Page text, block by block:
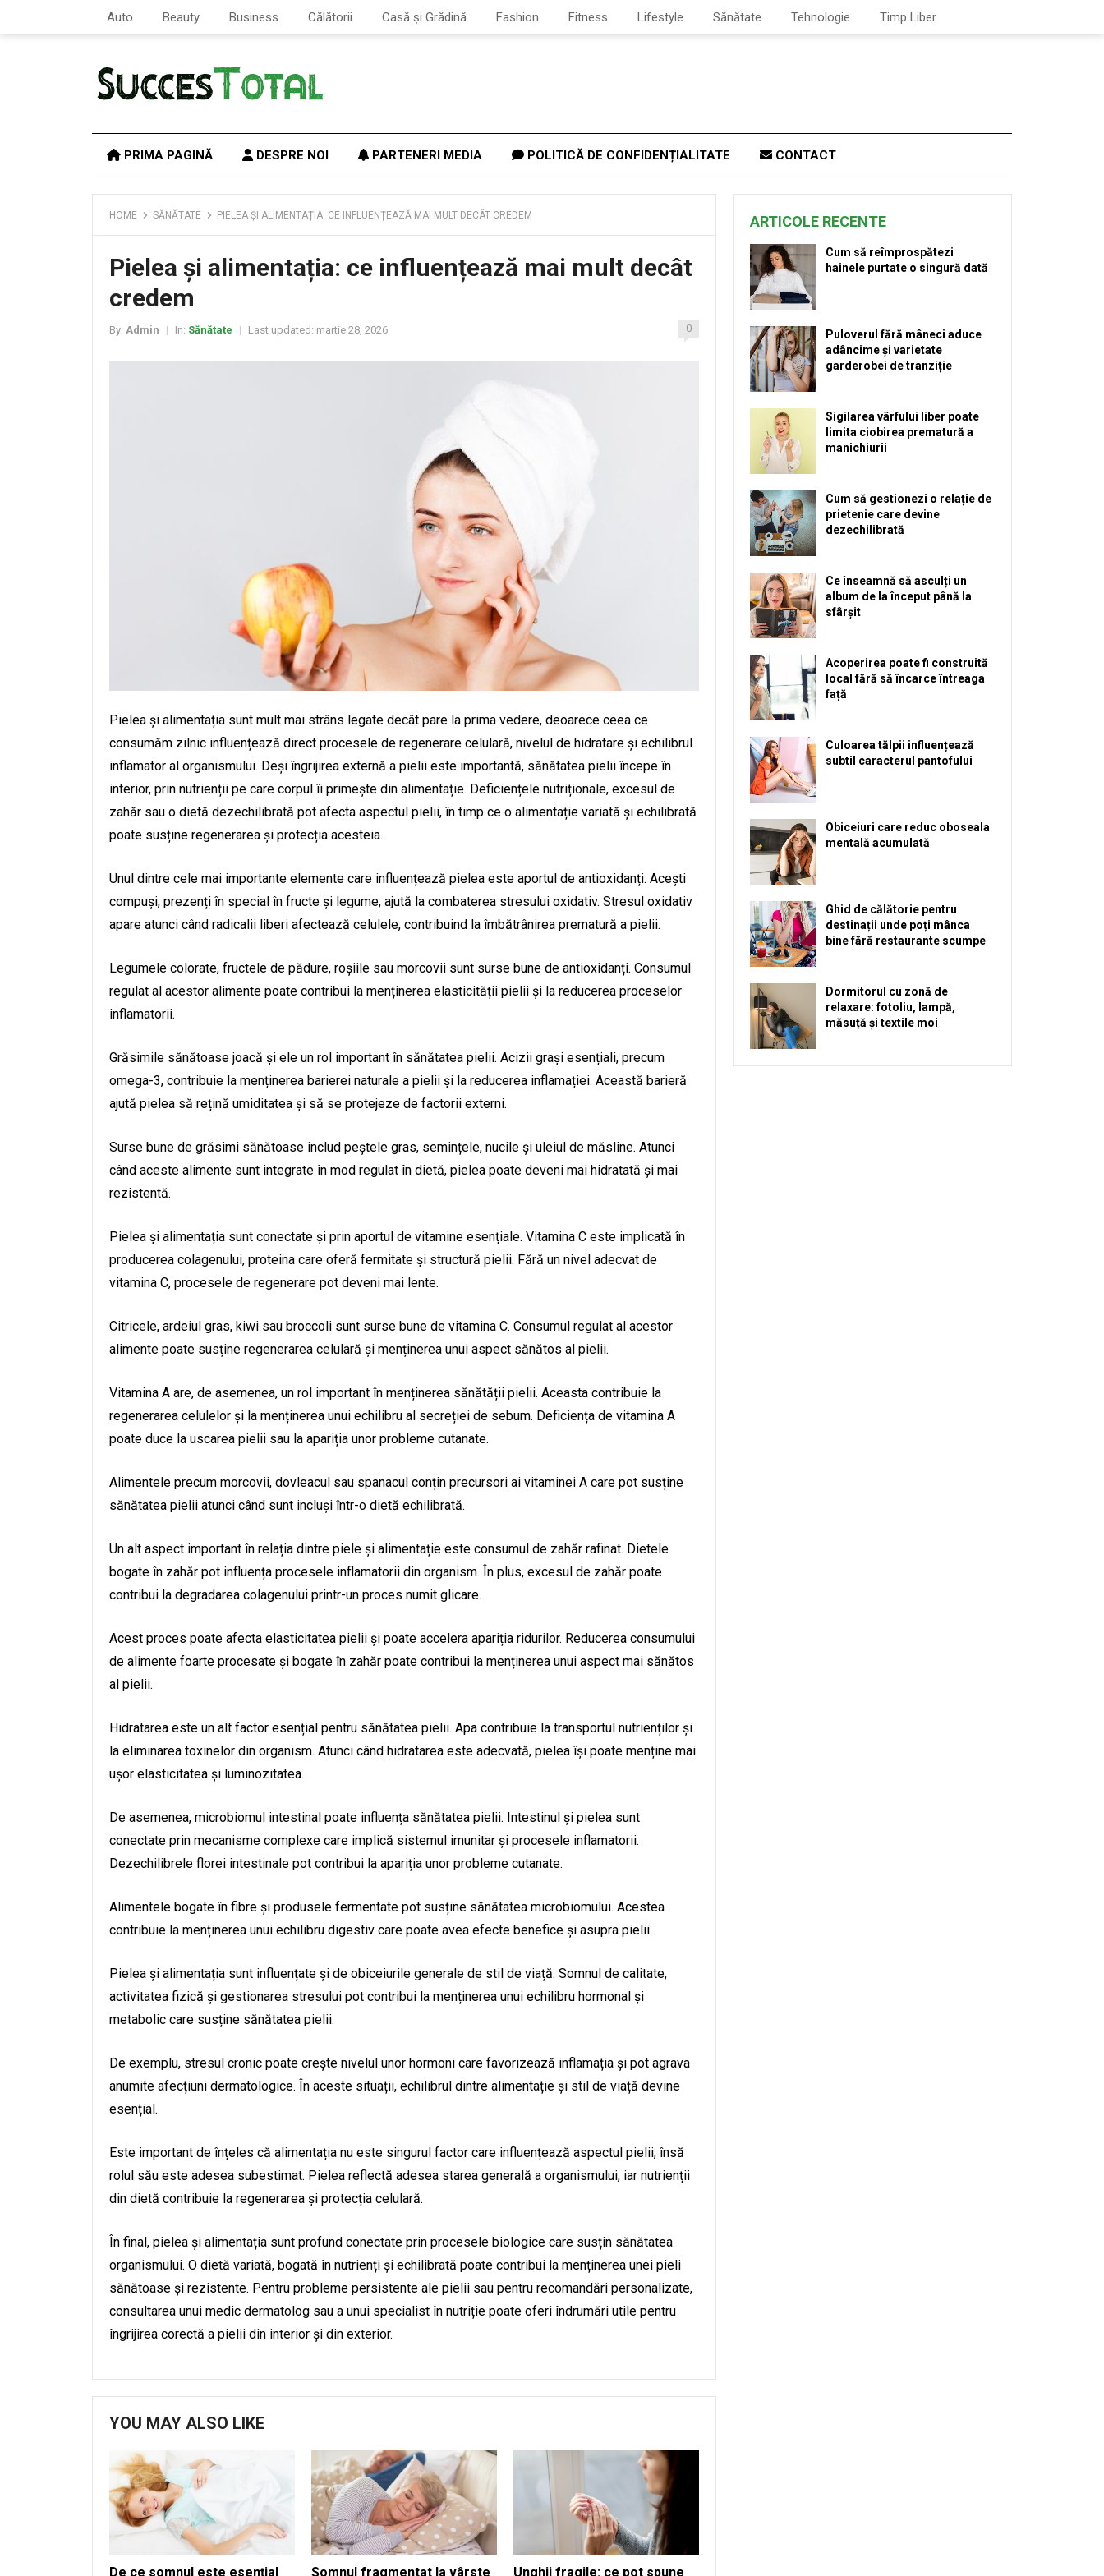
Auto Beauty Business Călătorii Casă și Grădină Fashion Fitness Lifestyle Sănătate Tehnologie Timp Liber
PRIMA PAGINĂ DESPRE NOI PARTENERI MEDIA POLITICĂ DE CONFIDENȚIALITATE CONTACT
HOME SĂNĂTATE PIELEA ȘI ALIMENTAȚIA: CE INFLUENȚEAZĂ MAI MULT DECÂT CREDEM
Pielea și alimentația: ce influențează mai mult decât
credem
By: Admin In: Sănătate Last updated: martie 28, 2026 0
Pielea și alimentația sunt mult mai strâns legate decât pare la prima vedere, deoarece ceea ce
consumăm zilnic influențează direct procesele de regenerare celulară, nivelul de hidratare și echilibrul
inflamator al organismului. Deși îngrijirea externă a pielii este importantă, sănătatea pielii începe în
interior, prin nutrienții pe care corpul îi primește din alimentație. Deficiențele nutriționale, excesul de
zahăr sau o dietă dezechilibrată pot afecta aspectul pielii, în timp ce o alimentație variată și echilibrată
poate susține regenerarea și protecția acesteia.
Unul dintre cele mai importante elemente care influențează pielea este aportul de antioxidanți. Acești
compuși, prezenți în special în fructe și legume, ajută la combaterea stresului oxidativ. Stresul oxidativ
apare atunci când radicalii liberi afectează celulele, contribuind la îmbătrânirea prematură a pielii.
Legumele colorate, fructele de pădure, roșiile sau morcovii sunt surse bune de antioxidanți. Consumul
regulat al acestor alimente poate contribui la menținerea elasticității pielii și la reducerea proceselor
inflamatorii.
Grăsimile sănătoase joacă și ele un rol important în sănătatea pielii. Acizii grași esențiali, precum
omega-3, contribuie la menținerea barierei naturale a pielii și la reducerea inflamației. Această barieră
ajută pielea să rețină umiditatea și să se protejeze de factorii externi.
Surse bune de grăsimi sănătoase includ peștele gras, semințele, nucile și uleiul de măsline. Atunci
când aceste alimente sunt integrate în mod regulat în dietă, pielea poate deveni mai hidratată și mai
rezistentă.
Pielea și alimentația sunt conectate și prin aportul de vitamine esențiale. Vitamina C este implicată în
producerea colagenului, proteina care oferă fermitate și structură pielii. Fără un nivel adecvat de
vitamina C, procesele de regenerare pot deveni mai lente.
Citricele, ardeiul gras, kiwi sau broccoli sunt surse bune de vitamina C. Consumul regulat al acestor
alimente poate susține regenerarea celulară și menținerea unui aspect sănătos al pielii.
Vitamina A are, de asemenea, un rol important în menținerea sănătății pielii. Aceasta contribuie la
regenerarea celulelor și la menținerea unui echilibru al secreției de sebum. Deficiența de vitamina A
poate duce la uscarea pielii sau la apariția unor probleme cutanate.
Alimentele precum morcovii, dovleacul sau spanacul conțin precursori ai vitaminei A care pot susține
sănătatea pielii atunci când sunt incluși într-o dietă echilibrată.
Un alt aspect important în relația dintre piele și alimentație este consumul de zahăr rafinat. Dietele
bogate în zahăr pot influența procesele inflamatorii din organism. În plus, excesul de zahăr poate
contribui la degradarea colagenului printr-un proces numit glicare.
Acest proces poate afecta elasticitatea pielii și poate accelera apariția ridurilor. Reducerea consumului
de alimente foarte procesate și bogate în zahăr poate contribui la menținerea unui aspect mai sănătos
al pielii.
Hidratarea este un alt factor esențial pentru sănătatea pielii. Apa contribuie la transportul nutrienților și
la eliminarea toxinelor din organism. Atunci când hidratarea este adecvată, pielea își poate menține mai
ușor elasticitatea și luminozitatea.
De asemenea, microbiomul intestinal poate influența sănătatea pielii. Intestinul și pielea sunt
conectate prin mecanisme complexe care implică sistemul imunitar și procesele inflamatorii.
Dezechilibrele florei intestinale pot contribui la apariția unor probleme cutanate.
Alimentele bogate în fibre și produsele fermentate pot susține sănătatea microbiomului. Acestea
contribuie la menținerea unui echilibru digestiv care poate avea efecte benefice și asupra pielii.
Pielea și alimentația sunt influențate și de obiceiurile generale de stil de viață. Somnul de calitate,
activitatea fizică și gestionarea stresului pot contribui la menținerea unui echilibru hormonal și
metabolic care susține sănătatea pielii.
De exemplu, stresul cronic poate crește nivelul unor hormoni care favorizează inflamația și pot agrava
anumite afecțiuni dermatologice. În aceste situații, echilibrul dintre alimentație și stil de viață devine
esențial.
Este important de înțeles că alimentația nu este singurul factor care influențează aspectul pielii, însă
rolul său este adesea subestimat. Pielea reflectă adesea starea generală a organismului, iar nutrienții
din dietă contribuie la regenerarea și protecția celulară.
În final, pielea și alimentația sunt profund conectate prin procesele biologice care susțin sănătatea
organismului. O dietă variată, bogată în nutrienți și echilibrată poate contribui la menținerea unei pieli
sănătoase și rezistente. Pentru probleme persistente ale pielii sau pentru recomandări personalizate,
consultarea unui medic dermatolog sau a unui specialist în nutriție poate oferi îndrumări utile pentru
îngrijirea corectă a pielii din interior și din exterior.
YOU MAY ALSO LIKE
De ce somnul este esențial Somnul fragmentat la vârste Unghii fragile: ce pot spune
ARTICOLE RECENTE
Cum să reîmprospătezi
hainele purtate o singură dată
Puloverul fără mâneci aduce
adâncime și varietate
garderobei de tranziție
Sigilarea vârfului liber poate
limita ciobirea prematură a
manichiurii
Cum să gestionezi o relație de
prietenie care devine
dezechilibrată
Ce înseamnă să asculți un
album de la început până la
sfârșit
Acoperirea poate fi construită
local fără să încarce întreaga
față
Culoarea tălpii influențează
subtil caracterul pantofului
Obiceiuri care reduc oboseala
mentală acumulată
Ghid de călătorie pentru
destinații unde poți mânca
bine fără restaurante scumpe
Dormitorul cu zonă de
relaxare: fotoliu, lampă,
măsuță și textile moi